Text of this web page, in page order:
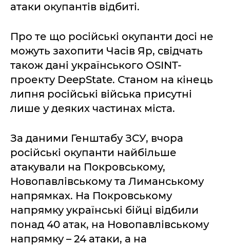
атаки окупантів відбиті.
Про те що російські окупанти досі не
можуть захопити Часів Яр, свідчать
також дані українського OSINT-
проекту DeepState. Станом на кінець
липня російські війська присутні
лише у деяких частинах міста.
За даними Генштабу ЗСУ, вчора
російські окупанти найбільше
атакували на Покровському,
Новопавлівському та Лиманському
напрямках. На Покровському
напрямку українські бійці відбили
понад 40 атак, на Новопавлівському
напрямку – 24 атаки, а на